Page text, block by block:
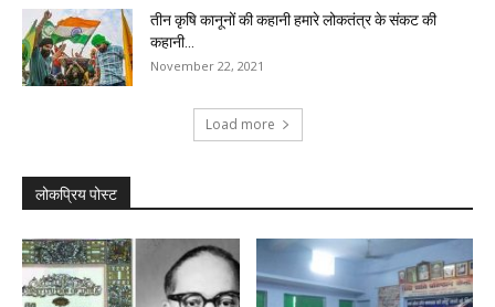
तीन कृषि कानूनों की कहानी हमारे लोकतंत्र के संकट की
कहानी...
November 22, 2021
Load more
लोकप्रिय पोस्ट